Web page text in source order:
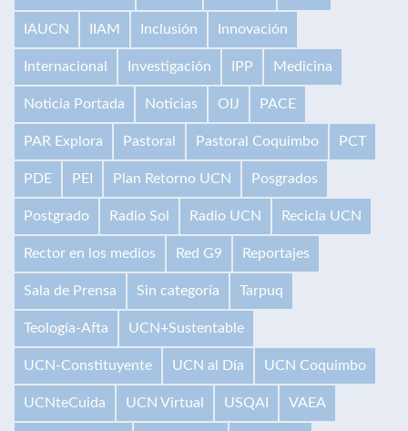
IAUCN IIAM Inclusión Innovación
Internacional Investigación IPP Medicina
Noticia Portada Noticias OIJ PACE
PAR Explora Pastoral Pastoral Coquimbo PCT
PDE PEI Plan Retorno UCN Posgrados
Postgrado Radio Sol Radio UCN Recicla UCN
Rector en los medios Red G9 Reportajes
Sala de Prensa Sin categoría Tarpuq
Teología-Afta UCN+Sustentable
UCN-Constituyente UCN al Día UCN Coquimbo
UCNteCuida UCN Virtual USQAI VAEA